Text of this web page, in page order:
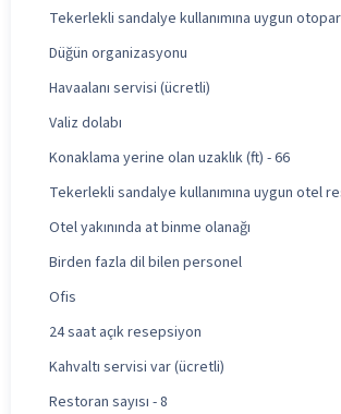
Tekerlekli sandalye kullanımına uygun
Düğün organizasyonu
Havaalanı servisi (ücretli)
Valiz dolabı
Konaklama yerine olan uzaklık (ft) - 66
Tekerlekli sandalye kullanımına uygun otel
Otel yakınında at binme olanağı
Birden fazla dil bilen personel
Ofis
24 saat açık resepsiyon
Kahvaltı servisi var (ücretli)
Restoran sayısı - 8